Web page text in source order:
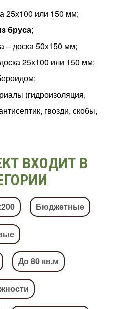
25х100 или 150 мм;
бруса;
– доска 50х150 мм;
25х100 или 150 мм;
(гидроизоляция,
гвозди, скобы,
ВХОДИТ В
Бюджетные
До 80 кв.м